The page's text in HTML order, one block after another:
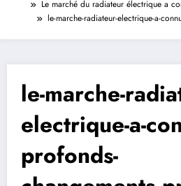
Le marché du radiateur électrique a
le-marche-radiateur-electrique-a-
le-marche-
electrique-a-
profonds-